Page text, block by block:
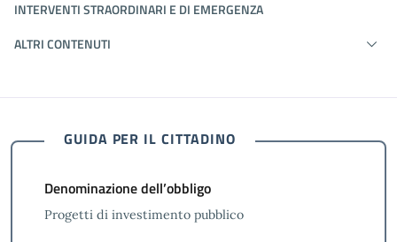
INTERVENTI STRAORDINARI E DI EMERGENZA
ALTRI CONTENUTI
GUIDA PER IL CITTADINO
Denominazione dell’obbligo
Progetti di investimento pubblico